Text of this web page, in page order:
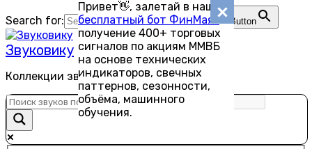
Привет👋, залетай в наш
бесплатный бот ФинМаяк—
получение 400+ торговых
сигналов по акциям ММВБ
на основе технических
индикаторов, свечных
паттернов, сезонности,
объёма, машинного
обучения.
к
содержанию
Search for: Search Button
Звуковику
Коллекции звуков для скачивания